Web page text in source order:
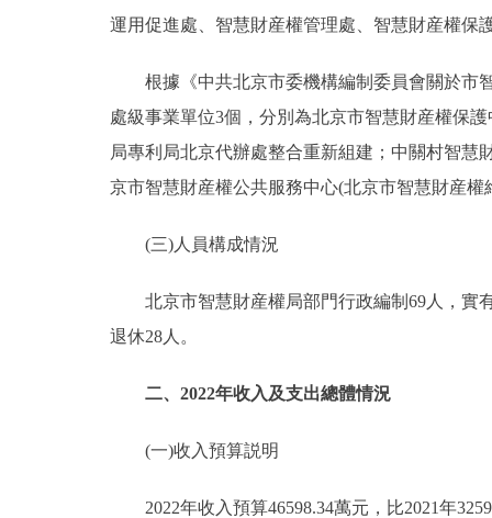
運用促進處、智慧財産權管理處、智慧財産權保
根據《中共北京市委機構編制委員會關於市智
處級事業單位3個，分別為北京市智慧財産權保
局專利局北京代辦處整合重新組建；中關村智
京市智慧財産權公共服務中心(北京市智慧財産
(三)人員構成情況
北京市智慧財産權局部門行政編制69人，實有
退休28人。
二、2022年收入及支出總體情況
(一)收入預算説明
2022年收入預算46598.34萬元，比2021年